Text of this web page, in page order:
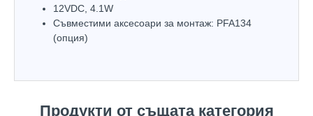
12VDC, 4.1W
Съвместими аксесоари за монтаж: PFA134
(опция)
Продукти от същата категория